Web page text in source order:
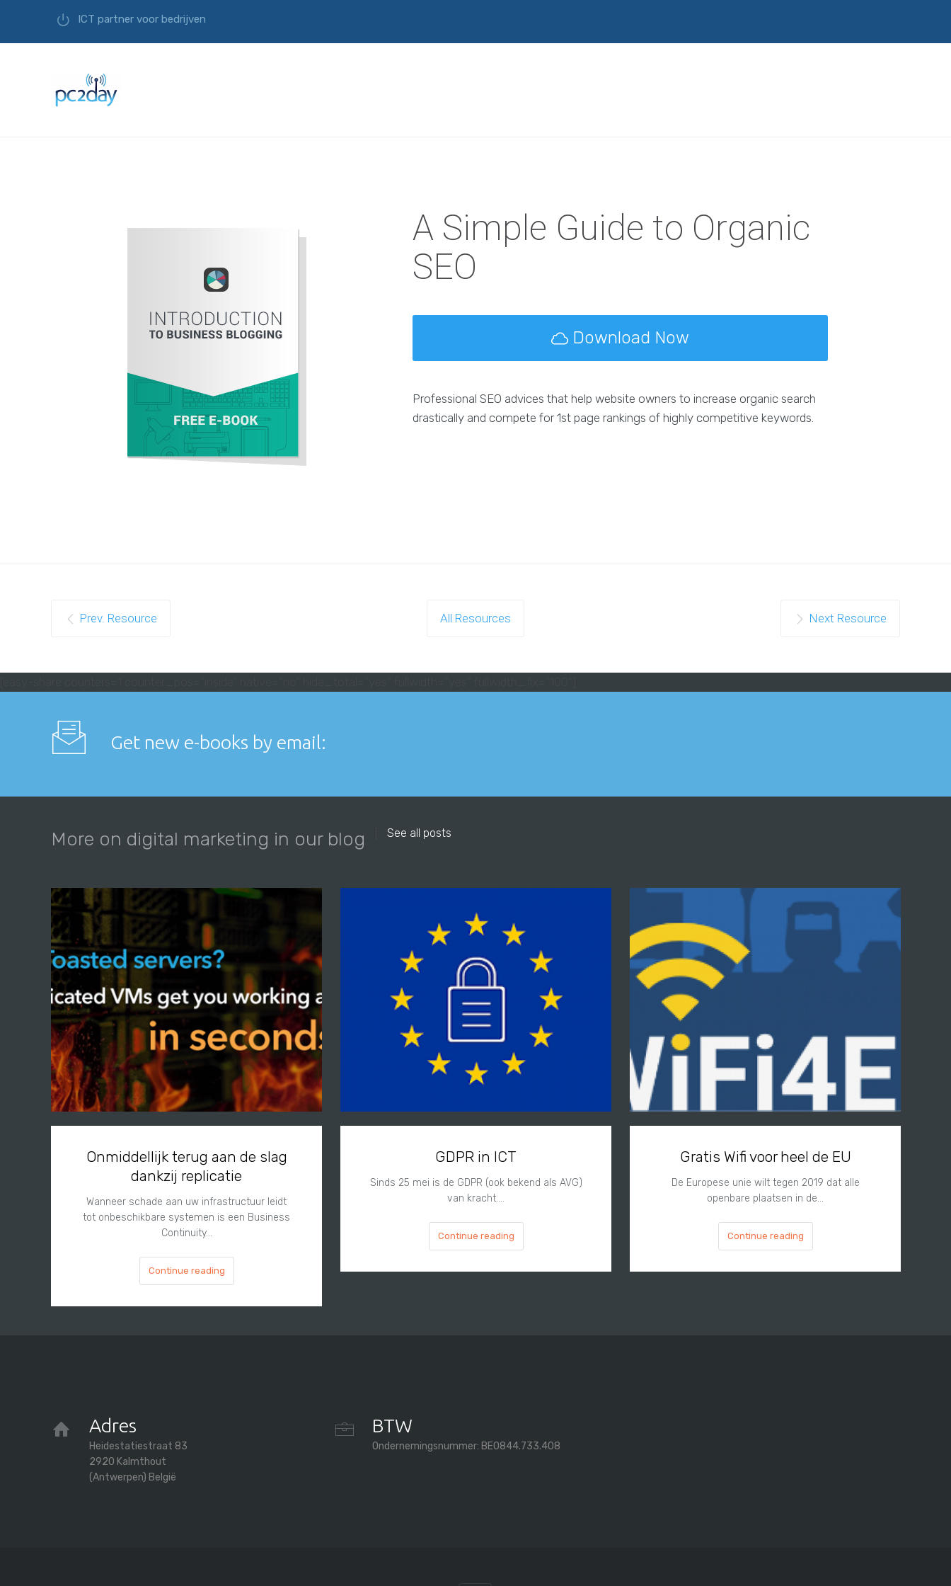
ICT partner voor bedrijven
A Simple Guide to Organic
SEO
Download Now
Professional SEO advices that help website owners to increase organic search
drastically and compete for 1st page rankings of highly competitive keywords.
Prev. Resource All Resources Next Resource
Get new e-books by email:
More on digital marketing in our blog See all posts
Onmiddellijk terug aan de slag
dankzij replicatie
Wanneer schade aan uw infrastructuur leidt
tot onbeschikbare systemen is een Business
Continuity…
Continue reading
GDPR in ICT
Sinds 25 mei is de GDPR (ook bekend als AVG)
van kracht.…
Continue reading
Gratis Wifi voor heel de EU
De Europese unie wilt tegen 2019 dat alle
openbare plaatsen in de…
Continue reading
Adres
Heidestatiestraat 83
2920 Kalmthout
(Antwerpen) België
BTW
Ondernemingsnummer: BE0844.733.408